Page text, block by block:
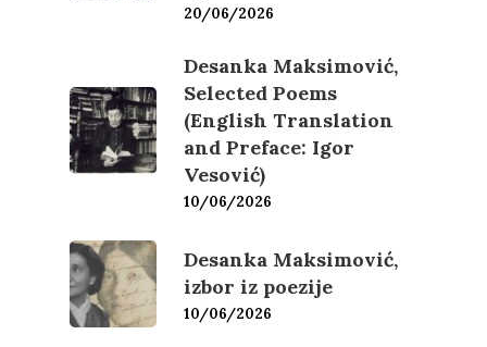
20/06/2026
Desanka Maksimović,
Selected Poems
(English Translation
and Preface: Igor
Vesović)
10/06/2026
Desanka Maksimović,
izbor iz poezije
10/06/2026